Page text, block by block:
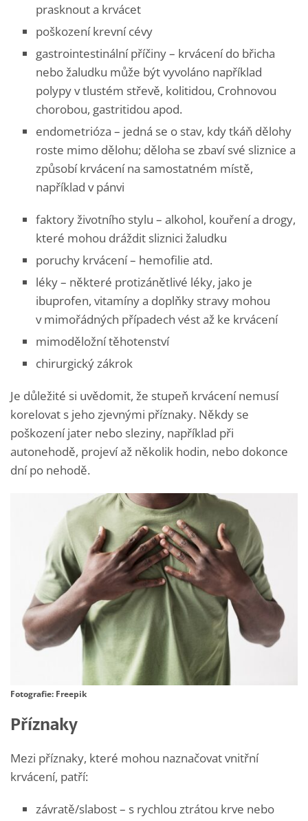
prasknout a krvácet
poškození krevní cévy
gastrointestinální příčiny – krvácení do břicha
nebo žaludku může být vyvoláno například
polypy v tlustém střevě, kolitidou, Crohnovou
chorobou, gastritidou apod.
endometrióza – jedná se o stav, kdy tkáň dělohy
roste mimo dělohu; děloha se zbaví své sliznice a
způsobí krvácení na samostatném místě,
například v pánvi
faktory životního stylu – alkohol, kouření a drogy,
které mohou dráždit sliznici žaludku
poruchy krvácení – hemofilie atd.
léky – některé protizánětlivé léky, jako je
ibuprofen, vitamíny a doplňky stravy mohou
v mimořádných případech vést až ke krvácení
mimoděložní těhotenství
chirurgický zákrok
Je důležité si uvědomit, že stupeň krvácení nemusí
korelovat s jeho zjevnými příznaky. Někdy se
poškození jater nebo sleziny, například při
autonehodě, projeví až několik hodin, nebo dokonce
dní po nehodě.
Fotografie: Freepik
Příznaky
Mezi příznaky, které mohou naznačovat vnitřní
krvácení, patří:
závratě/slabost – s rychlou ztrátou krve nebo